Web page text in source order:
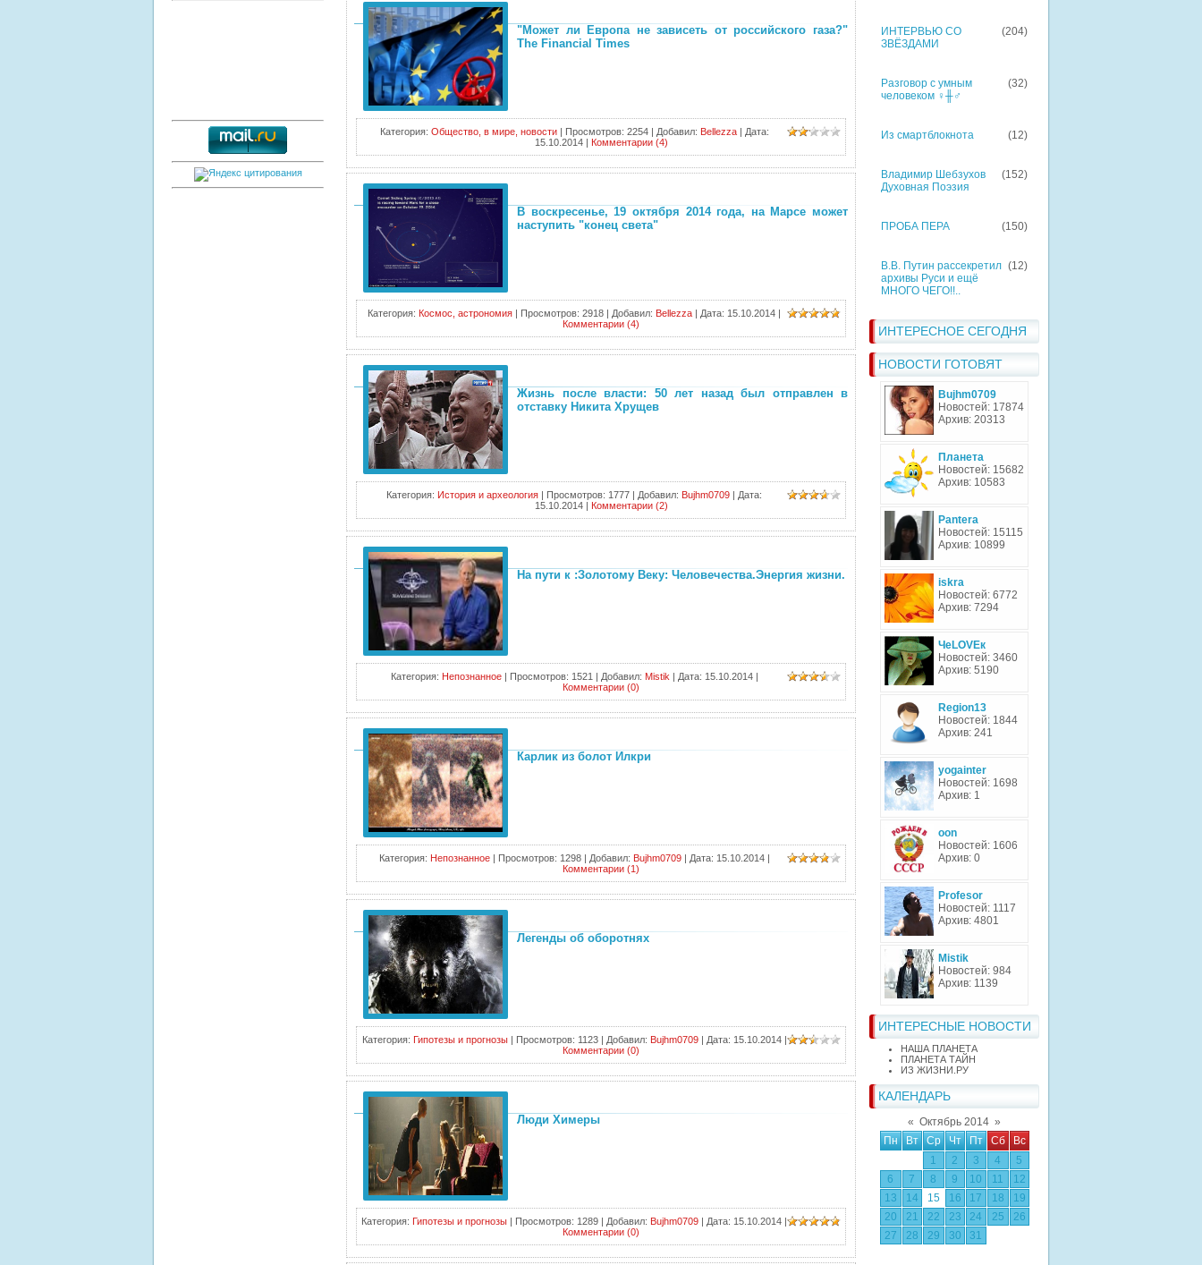
ИНТЕРВЬЮ СО
ЗВЁЗДАМИ
(204)
Разговор с умным
человеком ♀╫♂
(32)
Из смартблокнота (12)
Владимир Шебзухов
Духовная Поэзия
(152)
ПРОБА ПЕРА (150)
В.В. Путин рассекретил
архивы Руси и ещё
МНОГО ЧЕГО!!..
(12)
ИНТЕРЕСНОЕ СЕГОДНЯ
НОВОСТИ ГОТОВЯТ
Bujhm0709
Новостей: 17874
Архив: 20313
Планета
Новостей: 15682
Архив: 10583
Pantera
Новостей: 15115
Архив: 10899
iskra
Новостей: 6772
Архив: 7294
ЧеLOVEк
Новостей: 3460
Архив: 5190
Region13
Новостей: 1844
Архив: 241
yogainter
Новостей: 1698
Архив: 1
oon
Новостей: 1606
Архив: 0
Profesor
Новостей: 1117
Архив: 4801
Mistik
Новостей: 984
Архив: 1139
ИНТЕРЕСНЫЕ НОВОСТИ
НАША ПЛАНЕТА
ПЛАНЕТА ТАЙН
ИЗ ЖИЗНИ.РУ
КАЛЕНДАРЬ
« Октябрь 2014 »
Пн
Вт Ср Чт Пт Сб
Вс
1
2 3 4
5
6
7 8 9 10 11
12
13
14 15 16 17 18
19
20
21 22 23 24 25
26
27
28 29 30 31
"Может ли Европа не зависеть от российского газа?"
The Financial Times
Категория: Общество, в мире, новости| Просмотров: 2254 | Добавил: Bellezza| Дата:
15.10.2014 | Комментарии (4)
В воскресенье, 19 октября 2014 года, на Марсе может
наступить "конец света"
Категория: Космос, астрономия | Просмотров: 2918 | Добавил: Bellezza | Дата: 15.10.2014 |
Комментарии (4)
Жизнь после власти: 50 лет назад был отправлен в
отставку Никита Хрущев
Категория: История и археология | Просмотров: 1777 | Добавил: Bujhm0709 | Дата:
15.10.2014 | Комментарии (2)
На пути к :Золотому Веку: Человечества.Энергия жизни.
Категория: Непознанное| Просмотров: 1521 | Добавил: Mistik | Дата: 15.10.2014 |
Комментарии (0)
Карлик из болот Илкри
Категория: Непознанное| Просмотров: 1298 | Добавил: Bujhm0709| Дата: 15.10.2014 |
Комментарии (1)
Легенды об оборотнях
Категория: Гипотезы и прогнозы| Просмотров: 1123 | Добавил: Bujhm0709| Дата: 15.10.2014 |
Комментарии (0)
Люди Химеры
Категория: Гипотезы и прогнозы | Просмотров: 1289 | Добавил: Bujhm0709 | Дата: 15.10.2014 |
Комментарии (0)